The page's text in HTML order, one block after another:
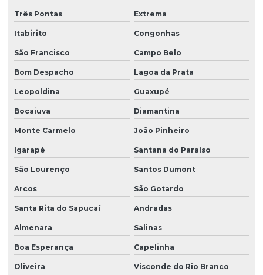
Três Pontas Extrema
Itabirito Congonhas
São Francisco Campo Belo
Bom Despacho Lagoa da Prata
Leopoldina Guaxupé
Bocaiuva Diamantina
Monte Carmelo João Pinheiro
Igarapé Santana do Paraíso
São Lourenço Santos Dumont
Arcos São Gotardo
Santa Rita do Sapucaí Andradas
Almenara Salinas
Boa Esperança Capelinha
Oliveira Visconde do Rio Branco